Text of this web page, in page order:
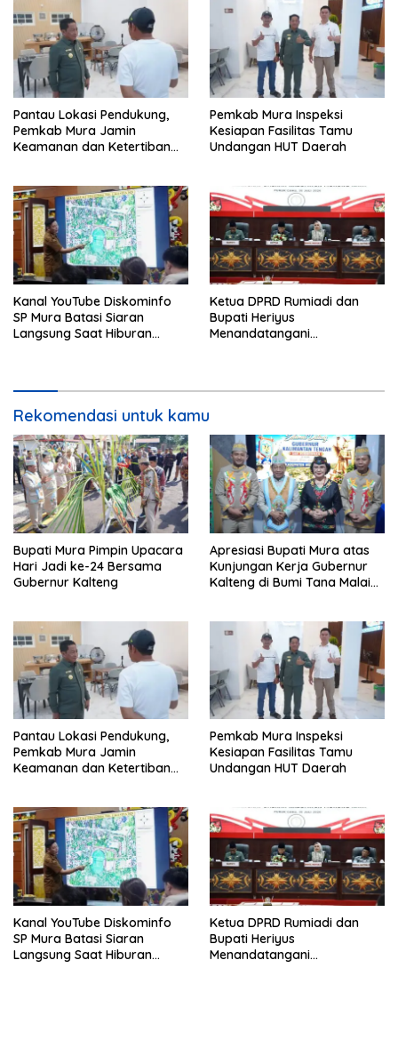
Pantau Lokasi Pendukung,
Pemkab Mura Jamin
Keamanan dan Ketertiban
Pemkab Mura Inspeksi
Kesiapan Fasilitas Tamu
Undangan HUT Daerah
Kanal YouTube Diskominfo
SP Mura Batasi Siaran
Langsung Saat Hiburan
Ketua DPRD Rumiadi dan
Bupati Heriyus
Menandatangani
Rekomendasi untuk kamu
Bupati Mura Pimpin Upacara
Hari Jadi ke-24 Bersama
Gubernur Kalteng
Apresiasi Bupati Mura atas
Kunjungan Kerja Gubernur
Kalteng di Bumi Tana Malai
Pantau Lokasi Pendukung,
Pemkab Mura Jamin
Keamanan dan Ketertiban
Pemkab Mura Inspeksi
Kesiapan Fasilitas Tamu
Undangan HUT Daerah
Kanal YouTube Diskominfo
SP Mura Batasi Siaran
Langsung Saat Hiburan
Ketua DPRD Rumiadi dan
Bupati Heriyus
Menandatangani